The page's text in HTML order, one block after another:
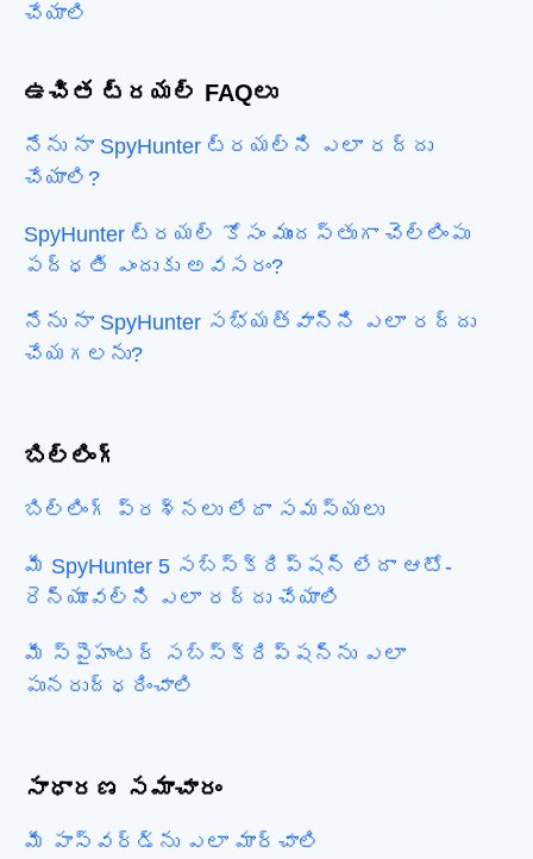
చేయాలి
ఉచిత ట్రయల్ FAQలు
నేను నా SpyHunter ట్రయల్‌ని ఎలా రద్దు
చేయాలి?
SpyHunter ట్రయల్ కోసం ముందస్తుగా చెల్లింపు
పద్ధతి ఎందుకు అవసరం?
నేను నా SpyHunter సభ్యత్వాన్ని ఎలా రద్దు
చేయగలను?
బిల్లింగ్
బిల్లింగ్ ప్రశ్నలు లేదా సమస్యలు
మీ SpyHunter 5 సబ్‌స్క్రిప్షన్ లేదా ఆటో-
రెన్యూవల్‌ని ఎలా రద్దు చేయాలి
మీ స్పైహంటర్ సబ్‌స్క్రిప్షన్‌ను ఎలా
పునరుద్ధరించాలి
సాధారణ సమాచారం
మీ పాస్‌వర్డ్‌ను ఎలా మార్చాలి